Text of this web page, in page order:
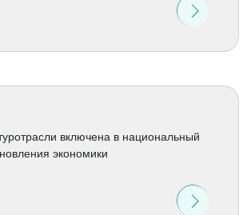
включена в национальный
экономики